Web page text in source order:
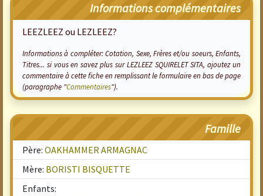
Informations complémentaires
LEEZLEEZ ou LEZLEEZ?
Informations à compléter: Cotation, Sexe, Frères et/ou soeurs, Enfants,
Titres... si vous en savez plus sur LEZLEEZ SQUIRELET SITA, ajoutez un
commentaire à cette fiche en remplissant le formulaire en bas de page
(paragraphe "Commentaires").
Famille
Père: OAKHAMMER ARMAGNAC
Mère: BORISTI BISQUETTE
Enfants: